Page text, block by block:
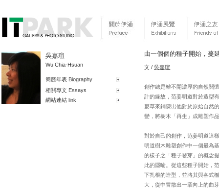
吳嘉瑄
Wu Chia-Hsuan
簡歷年表 Biography
相關專文 Essays
網站連結 link
由一個個的種子開始，蔓
文 /吳嘉瑄
創作總是離不開濃厚的自然關
計的緣故，范姜明道對於造型
麥草來鋪陳出他對於原始自然
變，將樹木「再生」成雕塑作
對於自己的創作，范姜明道這
明道樹木雕塑創作中一個最為
的樣子之「種子發芽」的概念
此的隱喻。從這些種子開始，
下扎根的造型，並將其與各式
大，從中冒散出一叢向上的曲